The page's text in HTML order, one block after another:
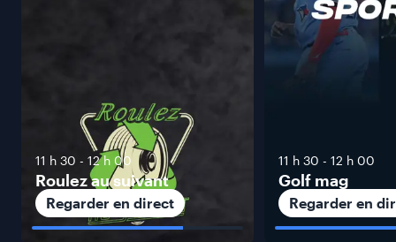
11 h 30 - 12 h 00
Roulez au suivant
Regarder en direct
11 h 30 - 12 h 00
Golf mag
Regarder en